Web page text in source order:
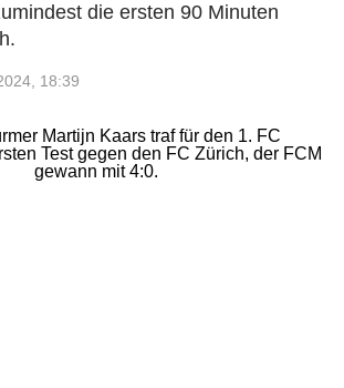
die ersten 90 Minuten
18:39